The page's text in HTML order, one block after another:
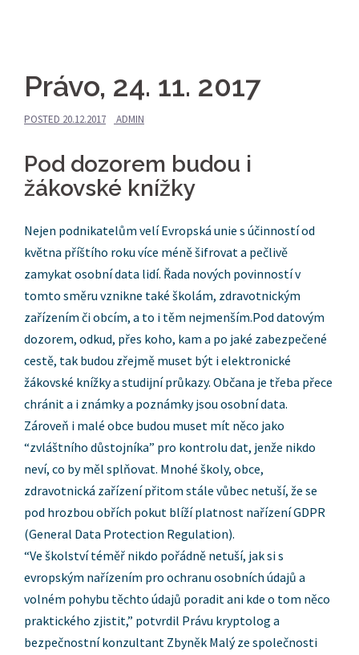
Právo, 24. 11. 2017
POSTED 20.12.2017 ADMIN
Pod dozorem budou i
žákovské knížky
Nejen podnikatelům velí Evropská unie s účinností od
května příštího roku více méně šifrovat a pečlivě
zamykat osobní data lidí. Řada nových povinností v
tomto směru vznikne také školám, zdravotnickým
zařízením či obcím, a to i těm nejmenším.Pod datovým
dozorem, odkud, přes koho, kam a po jaké zabezpečené
cestě, tak budou zřejmě muset být i elektronické
žákovské knížky a studijní průkazy. Občana je třeba přece
chránit a i známky a poznámky jsou osobní data.
Zároveň i malé obce budou muset mít něco jako
“zvláštního důstojníka” pro kontrolu dat, jenže nikdo
neví, co by měl splňovat. Mnohé školy, obce,
zdravotnická zařízení přitom stále vůbec netuší, že se
pod hrozbou obřích pokut blíží platnost nařízení GDPR
(General Data Protection Regulation).
“Ve školství téměř nikdo pořádně netuší, jak si s
evropským nařízením pro ochranu osobních údajů a
volném pohybu těchto údajů poradit ani kde o tom něco
praktického zjistit,” potvrdil Právu kryptolog a
bezpečnostní konzultant Zbyněk Malý ze společnosti